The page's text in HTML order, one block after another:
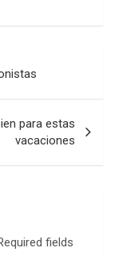
para estas
vacaciones
fields